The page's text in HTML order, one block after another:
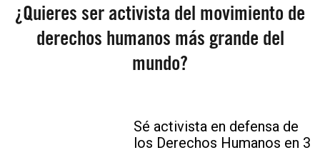
¿Quieres ser activista del movimiento de
derechos humanos más grande del
mundo?
Sé activista en defensa de
los Derechos Humanos en 3